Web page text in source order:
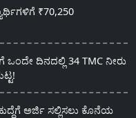
₹70,250
ದಿನದಲ್ಲಿ 34 TMC ನೀರು
ಅರ್ಜಿ ಸಲ್ಲಿಸಲು ಕೊನೆಯ